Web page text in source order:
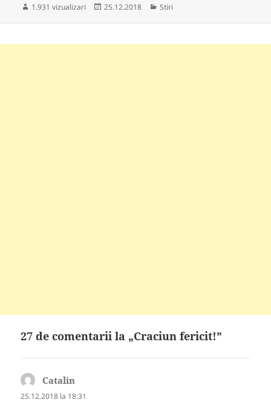
1.931 vizualizari
Publicat
25.12.2018 Categorii
Stiri
27 de comentarii la „Craciun fericit!”
Catalin
25.12.2018 la 18:31